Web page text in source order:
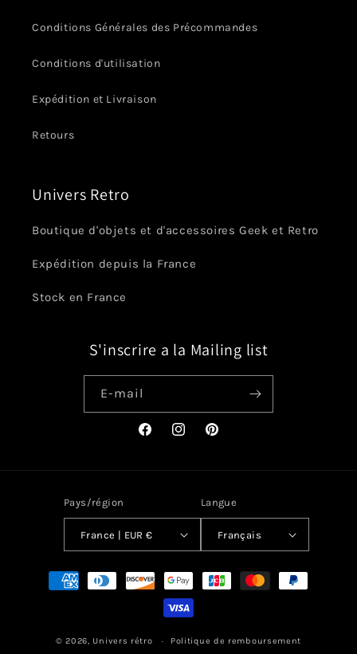
Conditions Générales des Précommandes
Conditions d'utilisation
Expédition et Livraison
Retours
Univers Retro
Boutique d'objets et d'accessoires Geek et Retro
Expédition depuis la France
Stock en France
S'inscrire a la Mailing list
E-mail
FacebookInstagramPinterest
Pays/région
France | EUR €
Langue
Français
Moyens
© 2026, Univers rétro Politique de remboursement